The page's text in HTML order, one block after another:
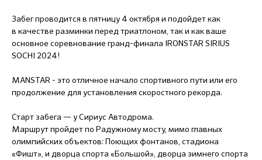
Забег проводится в пятницу 4 октября и подойдет как
в качестве разминки перед триатлоном, так и как ваше
основное соревнование гранд-финала IRONSTAR SIRIUS
SOCHI 2024!
MANSTAR - это отличное начало спортивного пути или его
продолжение для установления скоростного рекорда.
Старт забега — у Сириус Автодрома.
Маршрут пройдет по Радужному мосту, мимо главных
олимпийских объектов: Поющих фонтанов, стадиона
«Фишт», и дворца спорта «Большой», дворца зимнего спорта